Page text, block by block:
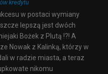
kredytu
w postaci wymiany
lepszą jest dwóch
Bożek z Plutą !?! A
Nowak z Kalinką, którzy w
w radzie miasta, a teraz
nikomu